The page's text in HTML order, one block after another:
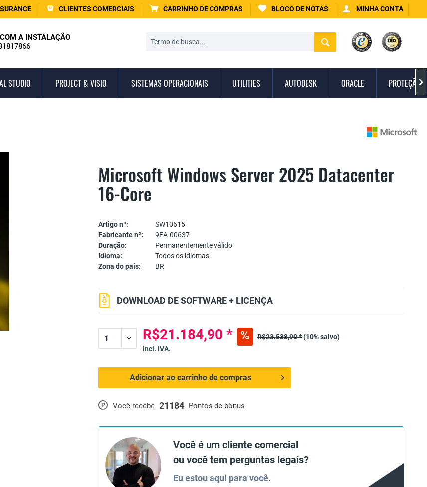
CLIENTES COMERCIAIS CARRINHO DE COMPRAS BLOCO DE NOTAS MINHA CONTA
A INSTALAÇÃO
STUDIO PROJECT & VISIO SISTEMAS OPERACIONAIS UTILITIES AUTODESK ORACLE PROTEÇÃO
Microsoft Windows Server 2025 Datacenter
16-Core
Artigo nº:
SW10615
Fabricante nº:
9EA-00637
Duração:
Permanentemente válido
Idioma:
Todos os idiomas
Zona do país:
BR
P Você recebe 21184 Pontos de bônus
DOWNLOAD DE SOFTWARE + LICENÇA
R$21.184,90 * R$23.538,90 *(10% salvo)
incl. IVA.
Adicionar ao carrinho de compras
Você é um cliente comercial
ou você tem perguntas legais?
Eu estou aqui para você.